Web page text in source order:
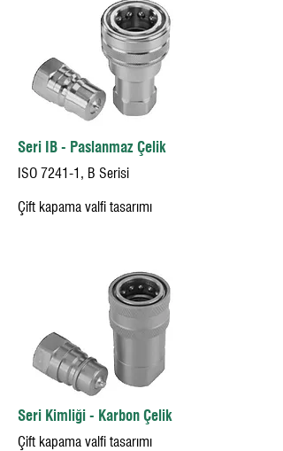
Seri IB - Paslanmaz Çelik
ISO 7241-1, B Serisi
Çift kapama valfi tasarımı
Seri Kimliği - Karbon Çelik
Çift kapama valfi tasarımı